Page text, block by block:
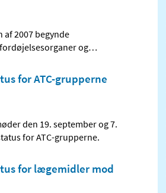
2007 begynde
og…
for ATC-grupperne
den 19. september og 7.
for ATC-grupperne.
for lægemidler mod